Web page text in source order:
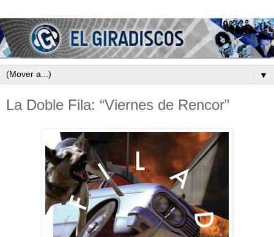
▼
La Doble Fila: “Viernes de Rencor”